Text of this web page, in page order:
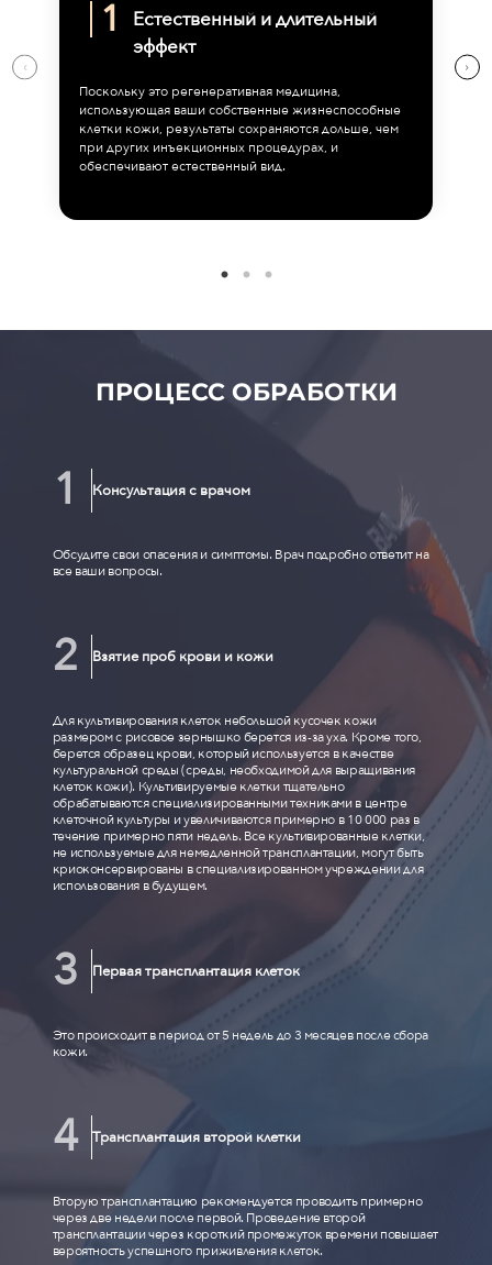
Естественный и длительный
эффект
Поскольку это регенеративная медицина,
использующая ваши собственные жизнеспособные
клетки кожи, результаты сохраняются дольше, чем
при других инъекционных процедурах, и
обеспечивают естественный вид.
ПРОЦЕСС ОБРАБОТКИ
Консультация с врачом
Обсудите свои опасения и симптомы. Врач подробно ответит на
все ваши вопросы.
Взятие проб крови и кожи
Для культивирования клеток небольшой кусочек кожи
размером с рисовое зернышко берется из-за уха. Кроме того,
берется образец крови, который используется в качестве
культуральной среды (среды, необходимой для выращивания
клеток кожи). Культивируемые клетки тщательно
обрабатываются специализированными техниками в центре
клеточной культуры и увеличиваются примерно в 10 000 раз в
течение примерно пяти недель. Все культивированные клетки,
не используемые для немедленной трансплантации, могут быть
криоконсервированы в специализированном учреждении для
использования в будущем.
Первая трансплантация клеток
Это происходит в период от 5 недель до 3 месяцев после сбора
кожи.
Трансплантация второй клетки
Вторую трансплантацию рекомендуется проводить примерно
через две недели после первой. Проведение второй
трансплантации через короткий промежуток времени повышает
вероятность успешного приживления клеток.